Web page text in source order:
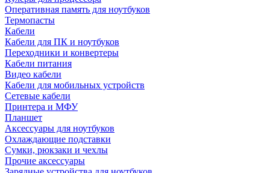
Оперативная память для ноутбуков
Термопасты
Кабели
Кабели для ПК и ноутбуков
Переходники и конвертеры
Кабели питания
Видео кабели
Кабели для мобильных устройств
Сетевые кабели
Принтера и МФУ
Планшет
Аксессуары для ноутбуков
Охлаждающие подставки
Сумки, рюкзаки и чехлы
Прочие аксессуары